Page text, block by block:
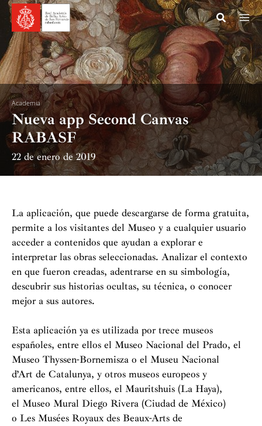
contenido
Academia
Nueva app Second Canvas
RABASF
22 de enero de 2019
La aplicación, que puede descargarse de forma gratuita,
permite a los visitantes del Museo y a cualquier usuario
acceder a contenidos que ayudan a explorar e
interpretar las obras seleccionadas. Analizar el contexto
en que fueron creadas, adentrarse en su simbología,
descubrir sus historias ocultas, su técnica, o conocer
mejor a sus autores.
Esta aplicación ya es utilizada por trece museos
españoles, entre ellos el Museo Nacional del Prado, el
Museo Thyssen-Bornemisza o el Museu Nacional
d’Art de Catalunya, y otros museos europeos y
americanos, entre ellos, el Mauritshuis (La Haya),
el Museo Mural Diego Rivera (Ciudad de México)
o Les Musées Royaux des Beaux-Arts de